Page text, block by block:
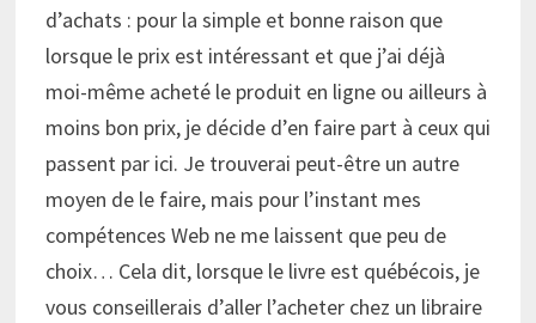
d’achats : pour la simple et bonne raison que
lorsque le prix est intéressant et que j’ai déjà
moi-même acheté le produit en ligne ou ailleurs à
moins bon prix, je décide d’en faire part à ceux qui
passent par ici. Je trouverai peut-être un autre
moyen de le faire, mais pour l’instant mes
compétences Web ne me laissent que peu de
choix… Cela dit, lorsque le livre est québécois, je
vous conseillerais d’aller l’acheter chez un libraire